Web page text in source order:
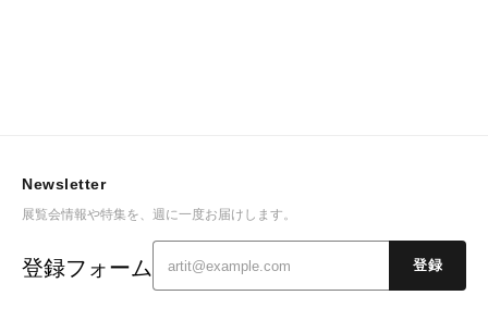
Newsletter
展覧会情報や特集を、週に一度お届けします。
登録フォーム 登録